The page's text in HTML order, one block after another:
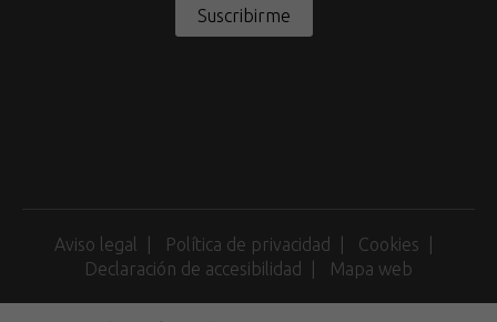
Suscribirme
Aviso legal Política de privacidad
Cookies
Declaración de accesibilidad
Mapa web